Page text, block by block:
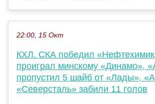
22:00, 15 Окт
КХЛ. СКА победил
проиграл минскому «Динамо»,
пропустил 5 шайб от «Лады»,
«Северсталь» забили 11 голов